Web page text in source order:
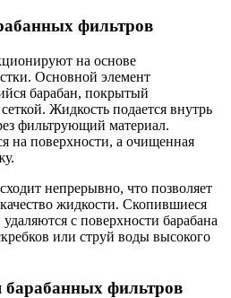
фильтров
на основе
Основной элемент
барабан, покрытый
Жидкость подается внутрь
фильтрующий материал.
на поверхности, а очищенная
непрерывно, что позволяет
жидкости. Скопившиеся
с поверхности барабана
или струй воды высокого
барабанных фильтров